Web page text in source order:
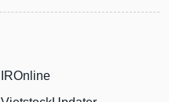
IROnline